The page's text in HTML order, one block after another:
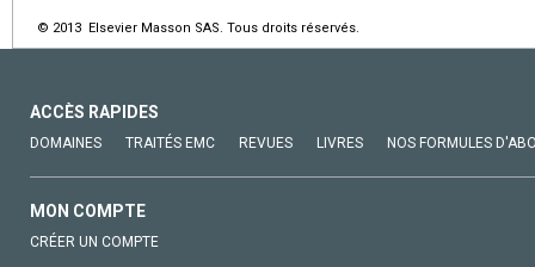
© 2013 Elsevier Masson SAS. Tous droits réservés.
ACCÈS RAPIDES
DOMAINES TRAITÉS EMC REVUES LIVRES NOS FORMULES
MON COMPTE
CRÉER UN COMPTE